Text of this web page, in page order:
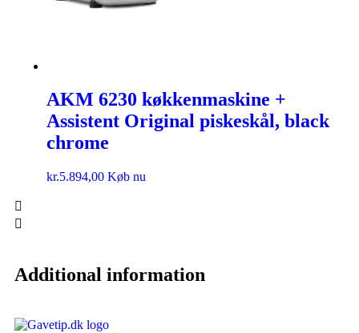
AKM 6230 køkkenmaskine +
Assistent Original piskeskål, black
chrome
kr.5.894,00 Køb nu
Additional information